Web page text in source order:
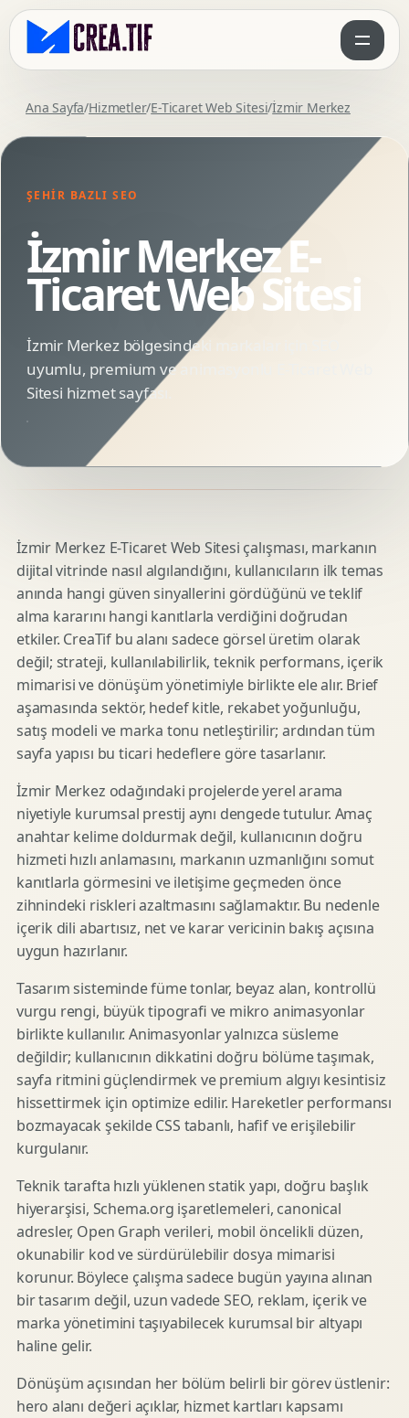
Ana Sayfa/Hizmetler/E-Ticaret Web Sitesi/İzmir Merkez
ŞEHIR BAZLI SEO
İzmir Merkez E-
Ticaret Web Sitesi
İzmir Merkez bölgesindeki markalar için SEO
uyumlu, premium ve animasyonlu E-Ticaret Web
Sitesi hizmet sayfası.
İzmir Merkez E-Ticaret Web Sitesi çalışması, markanın
dijital vitrinde nasıl algılandığını, kullanıcıların ilk temas
anında hangi güven sinyallerini gördüğünü ve teklif
alma kararını hangi kanıtlarla verdiğini doğrudan
etkiler. CreaTif bu alanı sadece görsel üretim olarak
değil; strateji, kullanılabilirlik, teknik performans, içerik
mimarisi ve dönüşüm yönetimiyle birlikte ele alır. Brief
aşamasında sektör, hedef kitle, rekabet yoğunluğu,
satış modeli ve marka tonu netleştirilir; ardından tüm
sayfa yapısı bu ticari hedeflere göre tasarlanır.
İzmir Merkez odağındaki projelerde yerel arama
niyetiyle kurumsal prestij aynı dengede tutulur. Amaç
anahtar kelime doldurmak değil, kullanıcının doğru
hizmeti hızlı anlamasını, markanın uzmanlığını somut
kanıtlarla görmesini ve iletişime geçmeden önce
zihnindeki riskleri azaltmasını sağlamaktır. Bu nedenle
içerik dili abartısız, net ve karar vericinin bakış açısına
uygun hazırlanır.
Tasarım sisteminde füme tonlar, beyaz alan, kontrollü
vurgu rengi, büyük tipografi ve mikro animasyonlar
birlikte kullanılır. Animasyonlar yalnızca süsleme
değildir; kullanıcının dikkatini doğru bölüme taşımak,
sayfa ritmini güçlendirmek ve premium algıyı kesintisiz
hissettirmek için optimize edilir. Hareketler performansı
bozmayacak şekilde CSS tabanlı, hafif ve erişilebilir
kurgulanır.
Teknik tarafta hızlı yüklenen statik yapı, doğru başlık
hiyerarşisi, Schema.org işaretlemeleri, canonical
adresler, Open Graph verileri, mobil öncelikli düzen,
okunabilir kod ve sürdürülebilir dosya mimarisi
korunur. Böylece çalışma sadece bugün yayına alınan
bir tasarım değil, uzun vadede SEO, reklam, içerik ve
marka yönetimini taşıyabilecek kurumsal bir altyapı
haline gelir.
Dönüşüm açısından her bölüm belirli bir görev üstlenir:
hero alanı değeri açıklar, hizmet kartları kapsamı